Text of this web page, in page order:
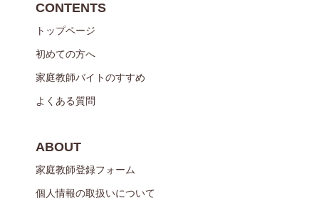
CONTENTS
トップページ
初めての方へ
家庭教師バイトのすすめ
よくある質問
ABOUT
家庭教師登録フォーム
個人情報の取扱いについて